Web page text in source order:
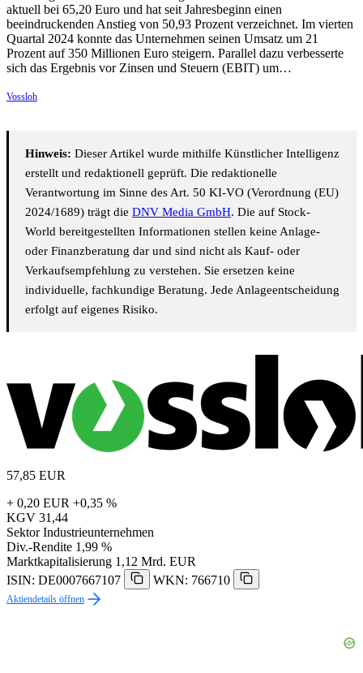
aktuell bei 65,20 Euro und hat seit Jahresbeginn einen
beeindruckenden Anstieg von 50,93 Prozent verzeichnet. Im vierten
Quartal 2024 konnte das Unternehmen seinen Umsatz um 21
Prozent auf 350 Millionen Euro steigern. Parallel dazu verbesserte
sich das Ergebnis vor Zinsen und Steuern (EBIT) um…
Vossloh
Hinweis: Dieser Artikel wurde mithilfe Künstlicher Intelligenz
erstellt und redaktionell geprüft. Die redaktionelle
Verantwortung im Sinne des Art. 50 KI-VO (Verordnung (EU)
2024/1689) trägt die DNV Media GmbH. Die auf Stock-
World bereitgestellten Informationen stellen keine Anlage-
oder Finanzberatung dar und sind nicht als Kauf- oder
Verkaufsempfehlung zu verstehen. Sie ersetzen keine
individuelle, fachkundige Beratung. Jede Anlageentscheidung
erfolgt auf eigenes Risiko.
57,85 EUR
+ 0,20 EUR +0,35 %
KGV 31,44
Sektor Industrieunternehmen
Div.-Rendite 1,99 %
Marktkapitalisierung 1,12 Mrd. EUR
ISIN: DE0007667107
WKN: 766710
Aktiendetails öffnen